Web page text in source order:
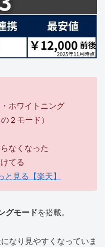
ホワイトニング
２モード）
なくなった
てる
見る【楽天】
グモードを搭載。
なり見やすくなっていま